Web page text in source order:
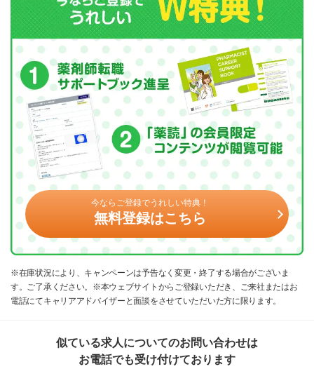
今ならご登録でうれしい特典！
無料登録はこちら
※在庫状況により、キャンペーンは予告なく変更・終了する場合がございま
す。ご了承ください。※本ウェブサイトからご登録いただき、ご来社またはお
電話にてキャリアアドバイザーと面談をさせていただいた方に限ります。
似ている求人についてのお問い合わせは
お電話でも受け付けております